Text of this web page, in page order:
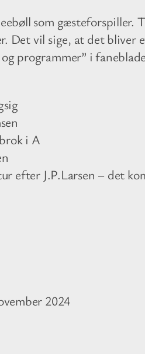
som gæsteforspiller.
Det vil sige, at det bliver
programmer” i
i A
efter J.P.Larsen – det
2024